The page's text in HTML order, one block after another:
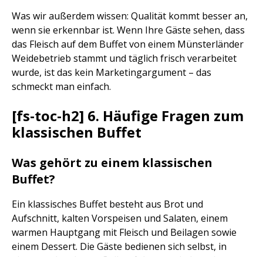
Was wir außerdem wissen: Qualität kommt besser an,
wenn sie erkennbar ist. Wenn Ihre Gäste sehen, dass
das Fleisch auf dem Buffet von einem Münsterländer
Weidebetrieb stammt und täglich frisch verarbeitet
wurde, ist das kein Marketingargument – das
schmeckt man einfach.
[fs-toc-h2] 6. Häufige Fragen zum
klassischen Buffet
Was gehört zu einem klassischen
Buffet?
Ein klassisches Buffet besteht aus Brot und
Aufschnitt, kalten Vorspeisen und Salaten, einem
warmen Hauptgang mit Fleisch und Beilagen sowie
einem Dessert. Die Gäste bedienen sich selbst, in